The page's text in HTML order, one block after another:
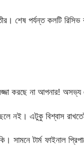
শেষ পর্যন্ত কলটি
করছে না আপনার!
নই। এটুকু বিশ্বাস
সামনে টার্ম ফাইনাল